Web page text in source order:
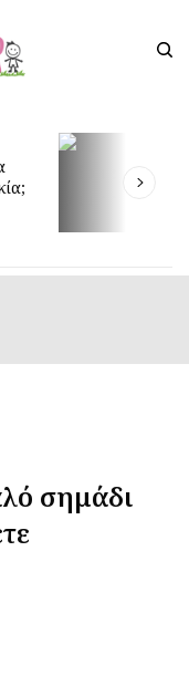
και ύπνος:
πιο ήρεμες νύχτες
σημάδι